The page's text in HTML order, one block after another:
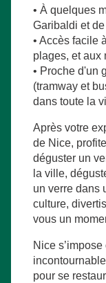
• À quelques
Garibaldi et
• Accès facile
plages, et aux
• Proche d'un
(tramway et
dans toute la
Après votre
de Nice,
déguster un
la ville,
un verre dans
culture,
vous un
Nice
pour se